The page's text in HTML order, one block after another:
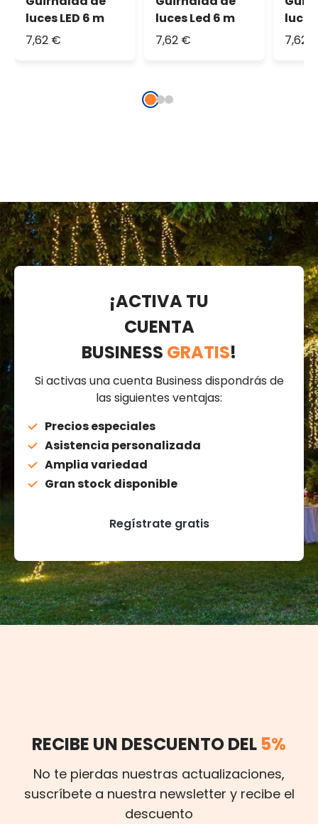
luces LED 6 m
7,62 €
luces Led 6 m
7,62 €
luces
7,62
¡ACTIVA TU
CUENTA
BUSINESS GRATIS!
Si activas una cuenta Business dispondrás de
las siguientes ventajas:
Precios especiales
Asistencia personalizada
Amplia variedad
Gran stock disponible
Regístrate gratis
RECIBE UN DESCUENTO DEL 5%
No te pierdas nuestras actualizaciones,
suscríbete a nuestra newsletter y recibe el
descuento